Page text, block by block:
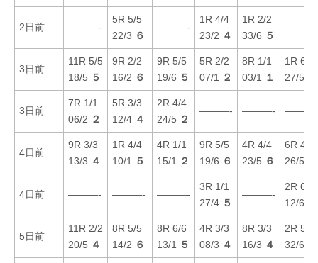
2日前 ———-
5R 5/5
22/3 ６
———-
1R 4/4
23/2 ４
1R 2/2
33/6 ５
———-
3日前
11R 5/5
18/5 ５
9R 2/2
16/2 ６
9R 5/5
19/6 ５
5R 2/2
07/1
２
8R 1/1
03/1
１
1R 6/6
27/5
3日前
7R 1/1
06/2 ２
5R 3/3
12/4 ４
2R 4/4
24/5 ２
———- ———- ———-
4日前
9R 3/3
13/3 ４
1R 4/4
10/1
５
4R 1/1
15/1
２
9R 5/5
19/6 ６
4R 4/4
23/5 ６
6R 4/6
26/5
4日前 ———- ———- ———-
3R 1/1
27/4 ５
———-
2R 6/6
12/6
5日前
11R 2/2
20/5 ４
8R 5/5
14/2 ６
8R 6/6
13/1
５
4R 3/3
08/3 ４
8R 3/3
16/3 ４
2R 5/6
32/6